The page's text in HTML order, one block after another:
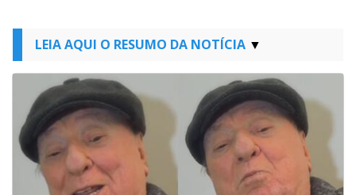
LEIA AQUI O RESUMO DA NOTÍCIA